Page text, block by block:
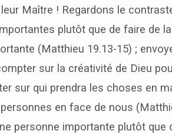
Maître ! Regardons le
plutôt que de faire de la
(Matthieu 19.13-15) ;
sur la créativité de Dieu
sur qui prendra les choses en
en face de nous
personne importante plutôt que